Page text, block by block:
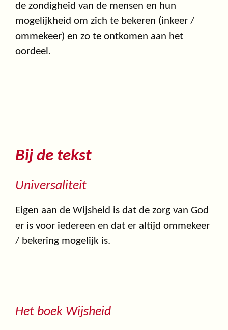
de zondigheid van de mensen en hun
mogelijkheid om zich te bekeren (inkeer /
ommekeer) en zo te ontkomen aan het
oordeel.
Bij de tekst
Universaliteit
Eigen aan de Wijsheid is dat de zorg van God
er is voor iedereen en dat er altijd ommekeer
/ bekering mogelijk is.
Het boek Wijsheid